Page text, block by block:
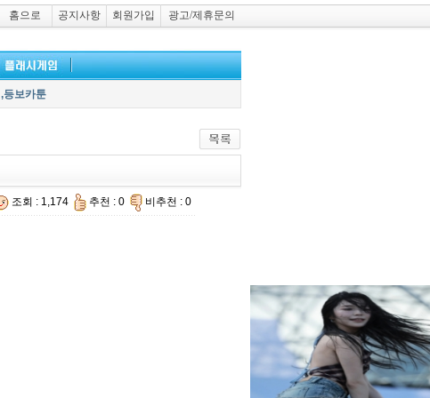
홈으로 공지사항 회원가입 광고/제휴문의
,등보카툰
조회 : 1,174 추천 : 0 비추천 : 0